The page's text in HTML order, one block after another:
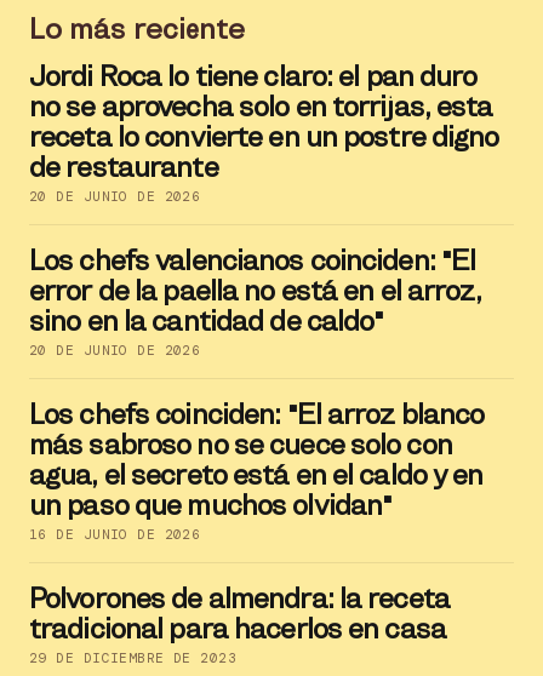
Lo más reciente
Jordi Roca lo tiene claro: el pan duro
no se aprovecha solo en torrijas, esta
receta lo convierte en un postre digno
de restaurante
20 DE JUNIO DE 2026
Los chefs valencianos coinciden: "El
error de la paella no está en el arroz,
sino en la cantidad de caldo"
20 DE JUNIO DE 2026
Los chefs coinciden: "El arroz blanco
más sabroso no se cuece solo con
agua, el secreto está en el caldo y en
un paso que muchos olvidan"
16 DE JUNIO DE 2026
Polvorones de almendra: la receta
tradicional para hacerlos en casa
29 DE DICIEMBRE DE 2023